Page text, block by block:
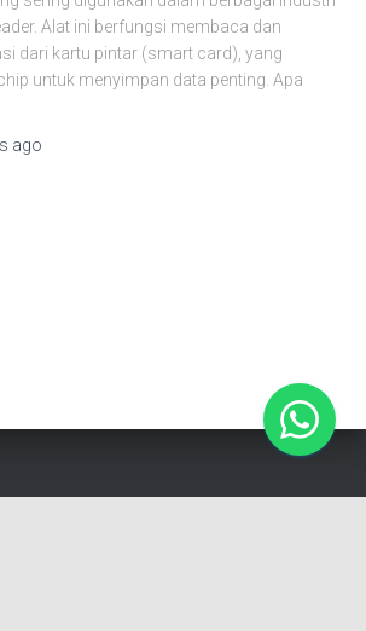
Alat ini berfungsi membaca dan
dari kartu pintar (smart card), yang
untuk menyimpan data penting. Apa
ago